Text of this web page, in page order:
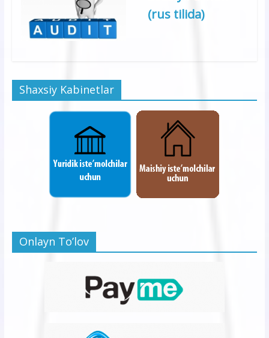
(rus tilida)
Shaxsiy Kabinetlar
Onlayn To’lov